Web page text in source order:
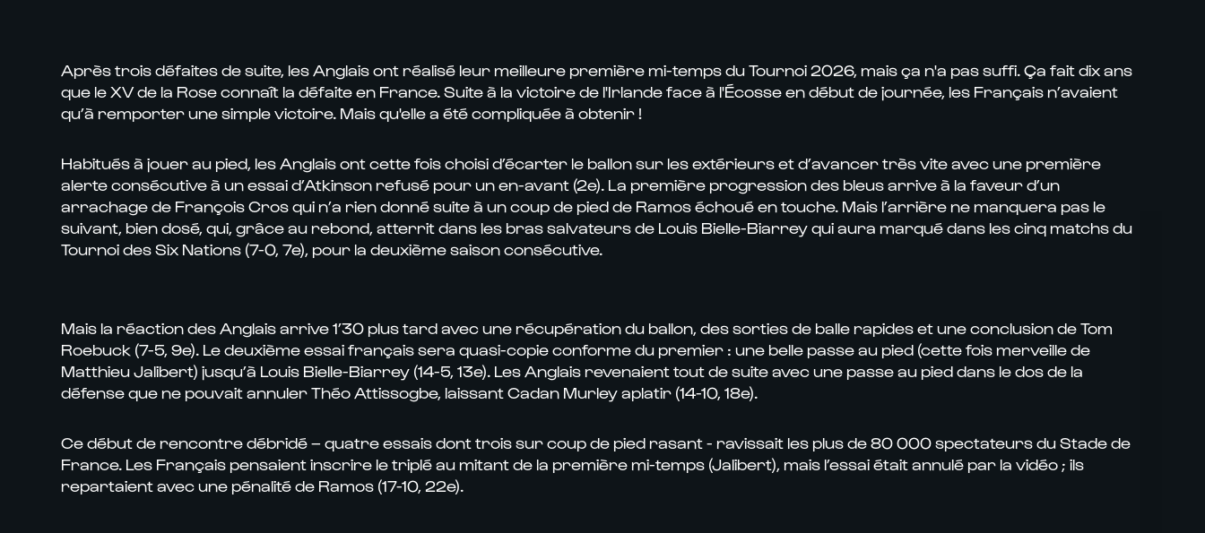
Après trois défaites de suite, les Anglais ont réalisé leur meilleure première mi-temps du Tournoi 2026, mais ça n'a pas suffi. Ça fait dix ans
que le XV de la Rose connaît la défaite en France. Suite à la victoire de l'Irlande face à l'Écosse en début de journée, les Français n’avaient
qu’à remporter une simple victoire. Mais qu'elle a été compliquée à obtenir !
Habitués à jouer au pied, les Anglais ont cette fois choisi d’écarter le ballon sur les extérieurs et d’avancer très vite avec une première
alerte consécutive à un essai d’Atkinson refusé pour un en-avant (2e). La première progression des bleus arrive à la faveur d’un
arrachage de François Cros qui n’a rien donné suite à un coup de pied de Ramos échoué en touche. Mais l’arrière ne manquera pas le
suivant, bien dosé, qui, grâce au rebond, atterrit dans les bras salvateurs de Louis Bielle-Biarrey qui aura marqué dans les cinq matchs du
Tournoi des Six Nations (7-0, 7e), pour la deuxième saison consécutive.
Mais la réaction des Anglais arrive 1’30 plus tard avec une récupération du ballon, des sorties de balle rapides et une conclusion de Tom
Roebuck (7-5, 9e). Le deuxième essai français sera quasi-copie conforme du premier : une belle passe au pied (cette fois merveille de
Matthieu Jalibert) jusqu’à Louis Bielle-Biarrey (14-5, 13e). Les Anglais revenaient tout de suite avec une passe au pied dans le dos de la
défense que ne pouvait annuler Théo Attissogbe, laissant Cadan Murley aplatir (14-10, 18e).
Ce début de rencontre débridé – quatre essais dont trois sur coup de pied rasant - ravissait les plus de 80 000 spectateurs du Stade de
France. Les Français pensaient inscrire le triplé au mitant de la première mi-temps (Jalibert), mais l’essai était annulé par la vidéo ; ils
repartaient avec une pénalité de Ramos (17-10, 22e).